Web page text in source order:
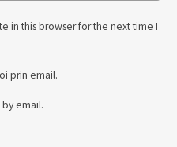
in this browser for the next time I
prin email.
email.